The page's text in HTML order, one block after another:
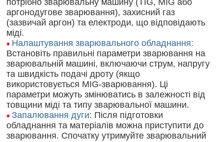
потрібно зварювальну машину (TIG, MIG або
аргонодугове зварювання), захисний газ
(зазвичай аргон) та електроди, що відповідають
міді.
♦ Налаштування зварювального обладнання:
Встановіть правильні параметри зварювання на
зварювальній машині, включаючи струм, напругу
та швидкість подачі дроту (якщо
використовується MIG-зварювання). Ці
параметри можуть змінюватись в залежності від
товщини міді та типу зварювальної машини.
♦ Запалювання дуги: Після підготовки
обладнання та матеріалів можна приступити до
зварювання. Спочатку утримуйте зварювальний